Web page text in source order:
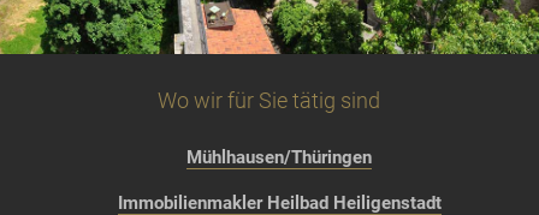
Wo wir für Sie tätig sind
Mühlhausen/Thüringen
Immobilienmakler Heilbad Heiligenstadt